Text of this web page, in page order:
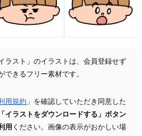
ラスト」のイラストは、会員登録せず
できるフリー素材です。
用規約 」を確認していただき同意した
イラストをダウンロードする」ボタン
用 ください。画像の表示がおかしい場